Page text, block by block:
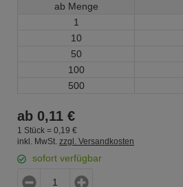
ab Menge
1
10
50
100
500
ab 0,11 €
1 Stück = 0, 19 €
inkl. MwSt. zzgl. Versandkosten
sofort verfügbar